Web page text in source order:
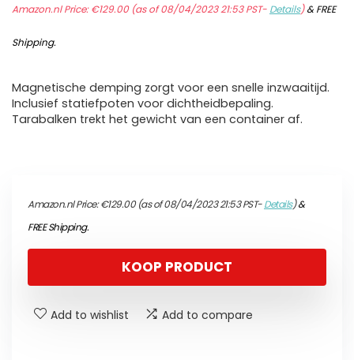
Amazon.nl Price:€129.00(as of 08/04/2023 21:53 PST- Details)&FREE
Shipping.
Magnetische demping zorgt voor een snelle inzwaaitijd.
Inclusief statiefpoten voor dichtheidbepaling.
Tarabalken trekt het gewicht van een container af.
Amazon.nl Price:€129.00(as of 08/04/2023 21:53 PST-Details)&
FREE Shipping.
KOOP PRODUCT
Add to wishlist Add to compare